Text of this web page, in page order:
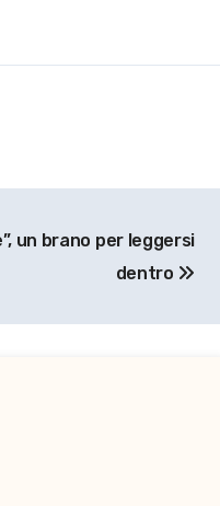
un brano per leggersi
dentro